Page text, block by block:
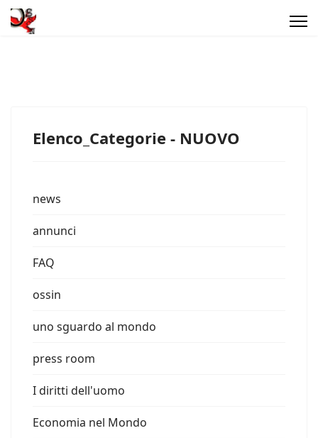
Elenco_Categorie - NUOVO
news
annunci
FAQ
ossin
uno sguardo al mondo
press room
I diritti dell'uomo
Economia nel Mondo